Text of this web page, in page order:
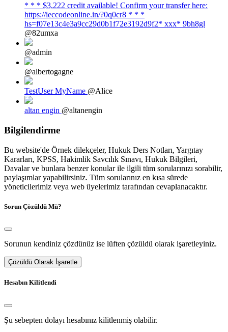
* * * $3,222 credit available! Confirm your transfer here:
https://ieccodeonline.in/?0q0cr8 * * *
hs=f07e13c4e3a9cc29d0b1f72e3192d9f2* ххх* 9bh8gl
@82umxa
@admin
@albertogagne
TestUser MyName @Alice
altan engin @altanengin
Bilgilendirme
Bu website'de Örnek dilekçeler, Hukuk Ders Notları, Yargıtay
Kararları, KPSS, Hakimlik Savcılık Sınavı, Hukuk Bilgileri,
Davalar ve bunlara benzer konular ile ilgili tüm sorularınızı sorabilir,
paylaşımlar yapabilirsiniz. Tüm sorularınız en kısa sürede
yöneticilerimiz veya web üyelerimiz tarafından cevaplanacaktır.
Sorun Çözüldü Mü?
Sorunun kendiniz çözdünüz ise lüften çözüldü olarak işaretleyiniz.
Çözüldü Olarak İşaretle
Hesabın Kilitlendi
Şu sebepten dolayı hesabınız kilitlenmiş olabilir.